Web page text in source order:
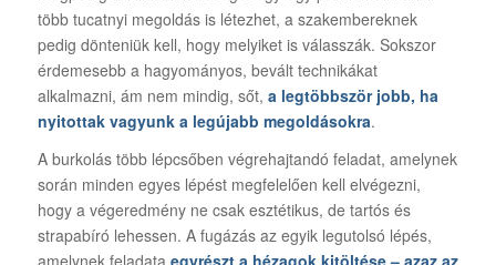
több tucatnyi megoldás is létezhet, a szakembereknek
pedig dönteniük kell, hogy melyiket is válasszák. Sokszor
érdemesebb a hagyományos, bevált technikákat
alkalmazni, ám nem mindig, sőt, a legtöbbször jobb, ha
nyitottak vagyunk a legújabb megoldásokra.
A burkolás több lépcsőben végrehajtandó feladat, amelynek
során minden egyes lépést megfelelően kell elvégezni,
hogy a végeredmény ne csak esztétikus, de tartós és
strapabíró lehessen. A fugázás az egyik legutolsó lépés,